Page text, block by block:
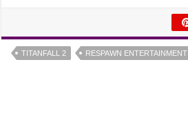
RESPAWN ENTERTAINMENT
TITANFALL 2